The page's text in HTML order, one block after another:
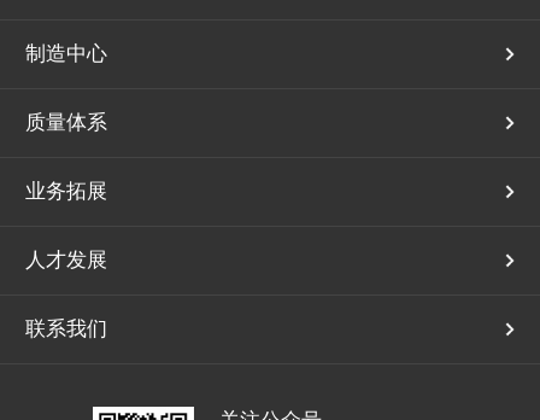
制造中心
质量体系
业务拓展
人才发展
联系我们